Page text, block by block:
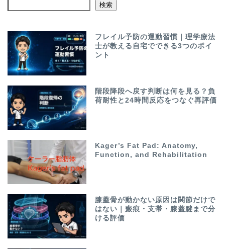
検索
フレイル予防の運動習慣｜理学療法
士が教える自宅でできる3つのポイ
ント
階段降段へ戻す判断は何を見る？負
荷耐性と24時間反応をつなぐ再評価
Kager’s Fat Pad: Anatomy,
Function, and Rehabilitation
膝蓋骨が動かない原因は関節だけで
はない｜瘢痕・支帯・膝蓋腱まで分
ける評価